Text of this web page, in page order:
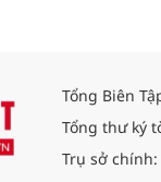
Tổng Biên
Tổng thư ký
Trụ sở chính: